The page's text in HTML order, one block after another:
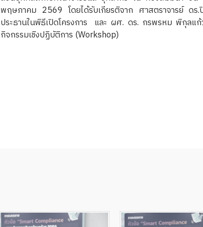
พฤษภาคม 2569 โดยได้รับเกียรติจาก ศาสตราจารย์
ประธานในพิธีเปิดโครงการ และ ผศ. ดร. กรพรหม พิกุลแก้
กิจกรรมเชิงปฏิบัติการ (Workshop)